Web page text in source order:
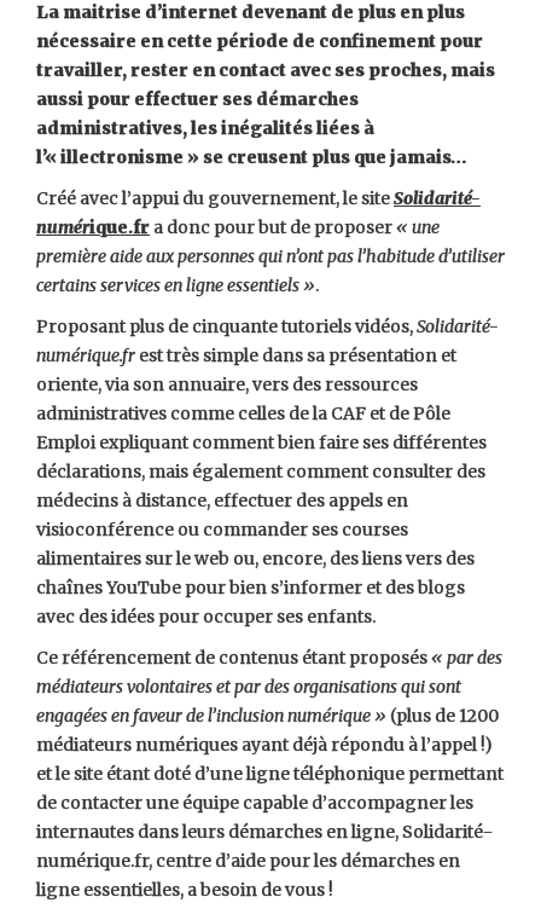
La maitrise d’internet devenant de plus en plus
nécessaire en cette période de confinement pour
travailler, rester en contact avec ses proches, mais
aussi pour effectuer ses démarches
administratives, les inégalités liées à
l’« illectronisme » se creusent plus que jamais…
Créé avec l’appui du gouvernement, le siteSolidarité-
numérique.fra donc pour but de proposer« une
première aide aux personnes qui n’ont pas l’habitude d’utiliser
certains services en ligne essentiels ».
Proposant plus de cinquante tutoriels vidéos,Solidarité-
numérique.frest très simple dans sa présentation et
oriente, via son annuaire, vers des ressources
administratives comme celles de la CAF et de Pôle
Emploi expliquant comment bien faire ses différentes
déclarations, mais également comment consulter des
médecins à distance, effectuer des appels en
visioconférence ou commander ses courses
alimentaires sur le web ou, encore, des liens vers des
chaînes YouTube pour bien s’informer et des blogs
avec des idées pour occuper ses enfants.
Ce référencement de contenus étant proposés« par des
médiateurs volontaires et par des organisations qui sont
engagées en faveur de l’inclusion numérique » (plus de 1200
médiateurs numériques ayant déjà répondu à l’appel !)
et le site étant doté d’une ligne téléphonique permettant
de contacter une équipe capable d’accompagner les
internautes dans leurs démarches en ligne, Solidarité-
numérique.fr, centre d’aide pour les démarches en
ligne essentielles, a besoin de vous !